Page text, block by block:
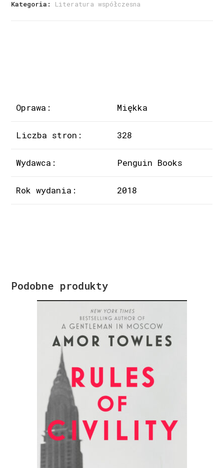
Kategoria: Literatura współczesna
Oprawa: Miękka
Liczba stron: 328
Wydawca: Penguin Books
Rok wydania: 2018
Podobne produkty